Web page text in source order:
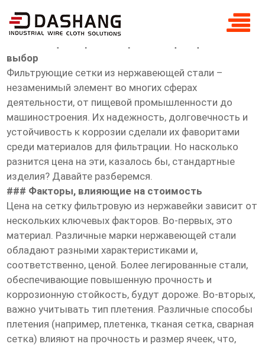
сетка фильтровая нержавеющая цена
выбор
Фильтрующие сетки из нержавеющей стали –
незаменимый элемент во многих сферах
деятельности, от пищевой промышленности до
машиностроения. Их надежность, долговечность и
устойчивость к коррозии сделали их фаворитами
среди материалов для фильтрации. Но насколько
разнится цена на эти, казалось бы, стандартные
изделия? Давайте разберемся.
### Факторы, влияющие на стоимость
Цена на сетку фильтровую из нержавейки зависит от
нескольких ключевых факторов. Во-первых, это
материал. Различные марки нержавеющей стали
обладают разными характеристиками и,
соответственно, ценой. Более легированные стали,
обеспечивающие повышенную прочность и
коррозионную стойкость, будут дороже. Во-вторых,
важно учитывать тип плетения. Различные способы
плетения (например, плетенка, тканая сетка, сварная
сетка) влияют на прочность и размер ячеек, что,